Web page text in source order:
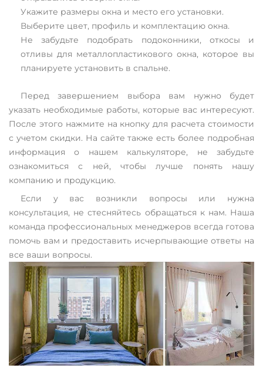
Укажите размеры окна и место его установки.
Выберите цвет, профиль и комплектацию окна.
Не забудьте подобрать подоконники, откосы и
отливы для металлопластикового окна, которое вы
планируете установить в спальне.
Перед завершением выбора вам нужно будет
указать необходимые работы, которые вас интересуют.
После этого нажмите на кнопку для расчета стоимости
с учетом скидки. На сайте также есть более подробная
информация о нашем калькуляторе, не забудьте
ознакомиться с ней, чтобы лучше понять нашу
компанию и продукцию.
Если у вас возникли вопросы или нужна
консультация, не стесняйтесь обращаться к нам. Наша
команда профессиональных менеджеров всегда готова
помочь вам и предоставить исчерпывающие ответы на
все ваши вопросы.